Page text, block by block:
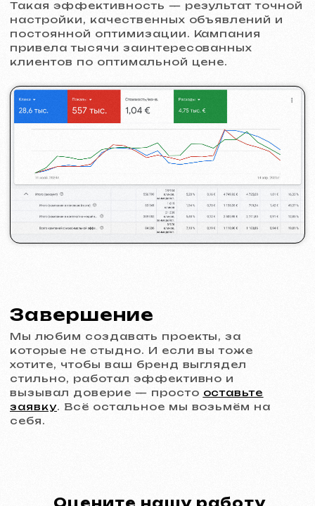
Russian
Telegram
Linkedin
ВКонтакте
Facebook
Instagram
Coroflot
Clutch
Behance
IČO: 21630321
+420 775 900 316
Позвоните нам
info@iuntsevich.cz
Email
Условия и положения
Политика использования файлов Cookie
© iuntsevich 2024 - 2026
Все права защищены
Сделано с
Отзывы